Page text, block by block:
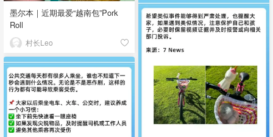
墨尔本｜近期最爱“越南包”Pork
Roll
村长Leo